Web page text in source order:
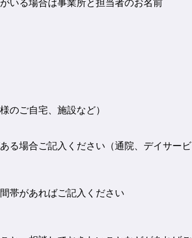
いる場合は事業所と担当者のお名前
のご自宅、施設など）
る場合ご記入ください（通院、デイサービ
帯があればご記入ください